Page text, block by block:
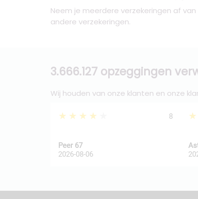
Neem je meerdere verzekeringen af
andere verzekeringen.
3.666.127 opzeggingen
Wij houden van onze klanten en onze
★★★★★ 8
Peer 67
2026-08-06